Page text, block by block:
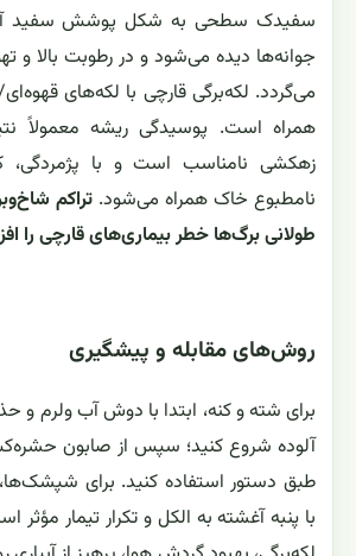
سفیدک سطحی به شکل پوشش سفید
جوانه‌ها دیده می‌شود و در رطوبت بالا و
می‌گردد. لکه‌برگی قارچی با لکه‌های
همراه است. پوسیدگی ریشه معمولاً
زهکشی نامناسب است و با
نامطبوع خاک همراه می‌شود. تراکم
طولانی برگ‌ها خطر بیماری‌های قارچی را
روش‌های مقابله و پیشگیری
برای شته و کنه، ابتدا با دوش آب ولرم
آلوده شروع کنید؛ سپس از صابون
طبق دستور استفاده کنید. برای
با پنبه آغشته به الکل و تکرار تیمار